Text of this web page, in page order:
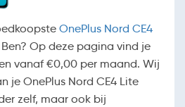
OnePlus Nord CE4
Op deze pagina vind je
vanaf €0,00 per maand. Wij
je OnePlus Nord CE4 Lite
zelf, maar ook bij